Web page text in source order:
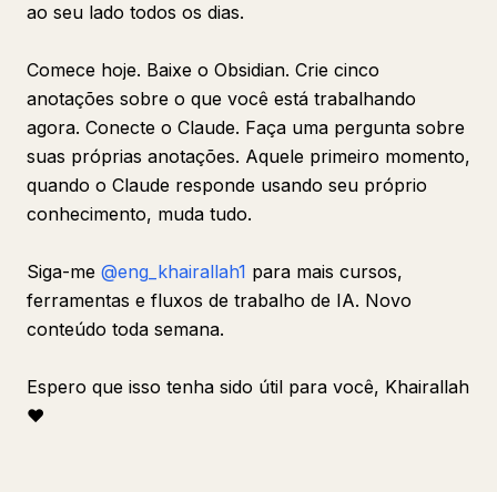
ao seu lado todos os dias.
Comece hoje. Baixe o Obsidian. Crie cinco
anotações sobre o que você está trabalhando
agora. Conecte o Claude. Faça uma pergunta sobre
suas próprias anotações. Aquele primeiro momento,
quando o Claude responde usando seu próprio
conhecimento, muda tudo.
Siga-me @eng_khairallah1 para mais cursos,
ferramentas e fluxos de trabalho de IA. Novo
conteúdo toda semana.
Espero que isso tenha sido útil para você, Khairallah
❤️